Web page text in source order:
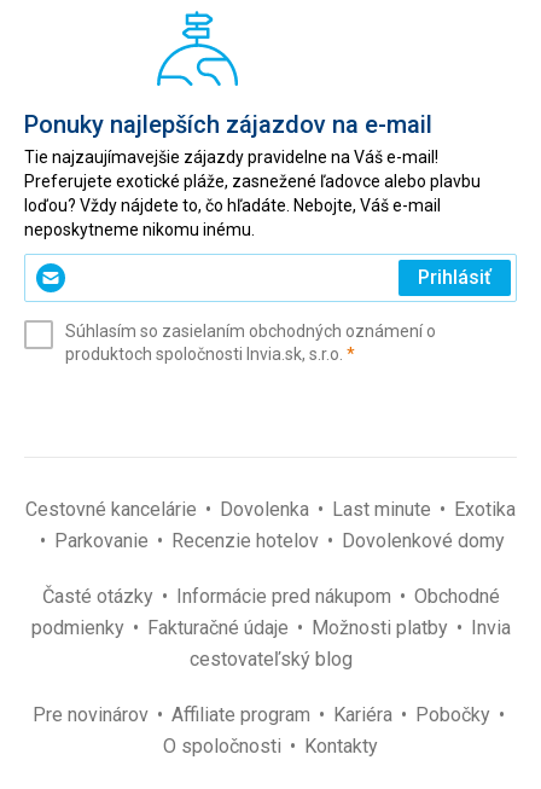
Ponuky najlepších zájazdov na e-mail
Tie najzaujímavejšie zájazdy pravidelne na Váš e-mail!
Preferujete exotické pláže, zasnežené ľadovce alebo plavbu
loďou? Vždy nájdete to, čo hľadáte. Nebojte, Váš e-mail
neposkytneme nikomu inému.
Zadajte
svoj
(povinné)
Prihlásiť
Súhlasím so zasielaním obchodných oznámení o
produktoch spoločnosti Invia.sk, s.r.o. *(povinné)
Cestovné kancelárie Dovolenka Last minute
Exotika
Parkovanie
Recenzie hotelov Dovolenkové domy
Časté otázky Informácie pred nákupom
Obchodné
podmienky
Fakturačné údaje Možnosti platby
Invia
cestovateľský blog
Pre novinárov Affiliate program Kariéra
Pobočky
O spoločnosti
Kontakty